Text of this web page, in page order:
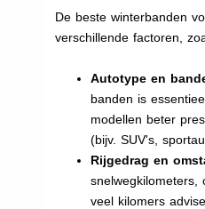
De beste winterbanden
verschillende factoren,
Autotype en
banden is
modellen beter
(bijv. SUV's,
Rijgedrag en
snelwegkilometers,
veel kilomers